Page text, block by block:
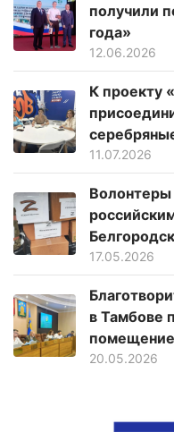
получили
года»
12.06.2026
К проекту
11.07.2026
Волонтеры
17.05.2026
в Тамбове
помещение
20.05.2026